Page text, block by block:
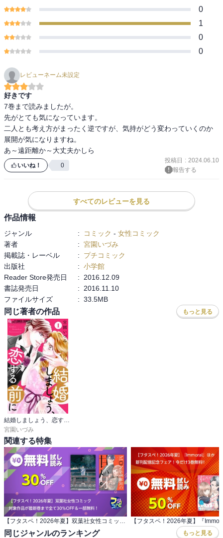
0
1
0
0
レビューネーム未設定
好きです
7巻まで読みましたが。
先がとても気になっています。
二人とも考え方がまったく逆ですが、気持がどう変わっていくのか
展開が気になりますね。
あ～遠距離か～大丈夫かしら
いいね！ 0
投稿日 : 2024.06.10
報告する
すべてのレビューを見る
作品情報
ジャンル : コミック - 女性コミック
著者
: 宮園いづみ
掲載誌・レーベル
:
プチコミック
出版社
: 小学館
Reader Store発売日
:
2016.12.09
書誌発売日
:
2016.11.10
ファイルサイズ
: 33.5MB
同じ著者の作品 もっと見る
結婚しましょう、恋する前に【マイクロ】
宮園いづみ
関連する特集
【フタスペ！2026年夏】双葉社女性コミック 対象作品が最新巻まで全て30％OFF＆一部無料！
同じジャンルのランキング もっと見る